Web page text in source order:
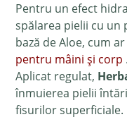
Pentru un efect
spălarea pielii cu un
bază de Aloe, cum
pentru mâini și corp .
Aplicat regulat,
înmuierea pielii
fisurilor superficiale.